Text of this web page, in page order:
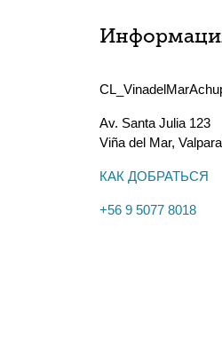
Av. Santa Julia 123
Viña del Mar,
КАК ДОБРАТЬСЯ
+56 9 5077 8018